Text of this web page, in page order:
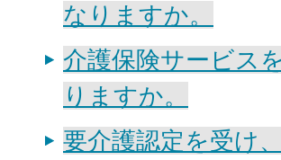
なりますか。
介護保険サービス
りますか。
要介護認定を受け